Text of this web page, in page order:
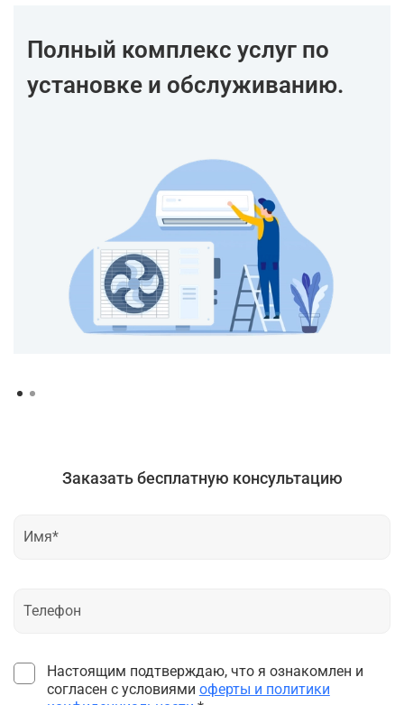
Полный комплекс услуг по
установке и обслуживанию.
Заказать бесплатную консультацию
Настоящим подтверждаю, что я ознакомлен и
согласен с условиями оферты и политики